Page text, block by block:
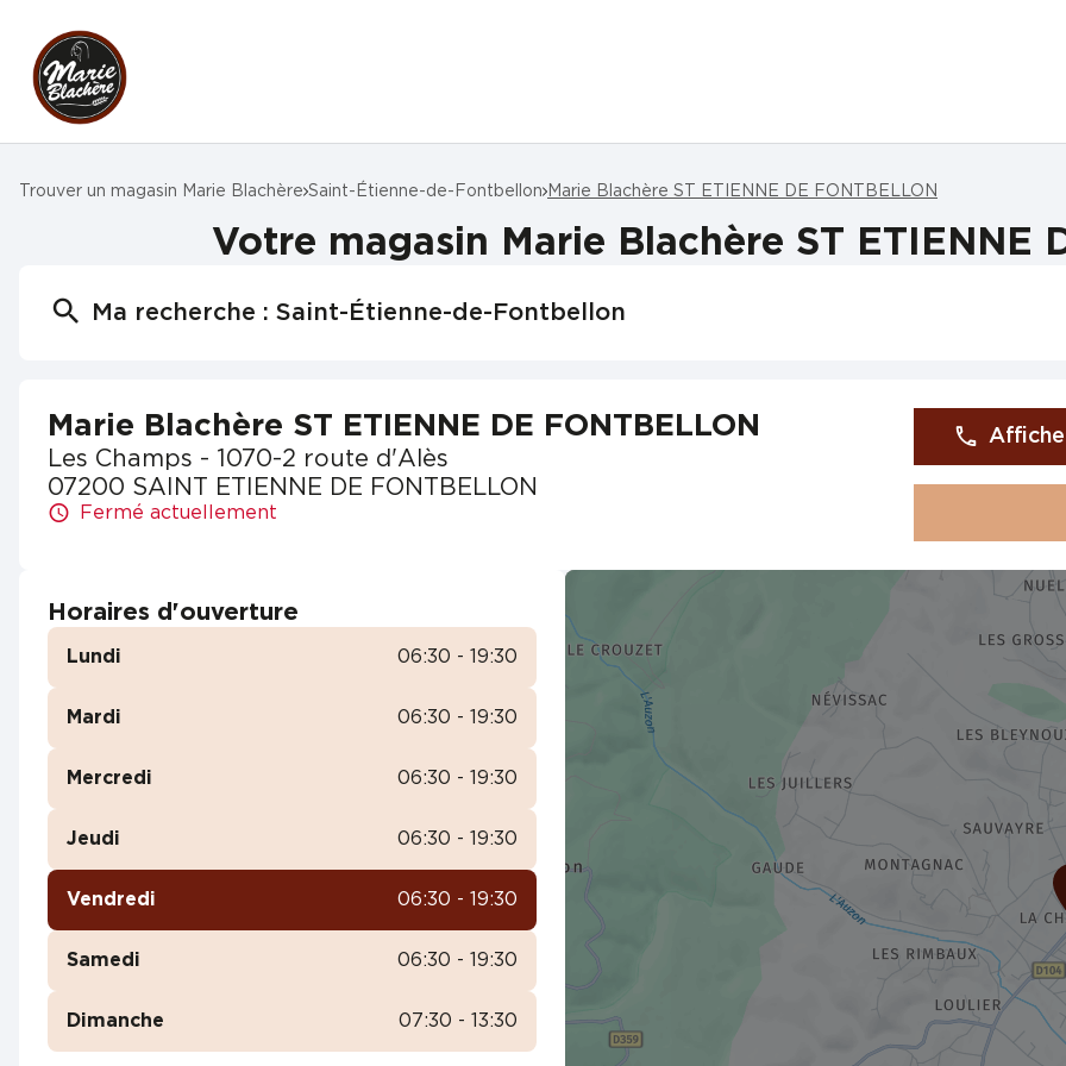
Trouver un magasin Marie Blachère Saint-Étienne-de-Fontbellon Marie Blachère ST ETIENNE DE FONTBELLON
Votre magasin Marie Blachère ST ETIENNE
Ma recherche : Saint-Étienne-de-Fontbellon
Marie Blachère ST ETIENNE DE FONTBELLON
Les Champs - 1070-2 route d'Alès
07200 SAINT ETIENNE DE FONTBELLON
Fermé actuellement
Horaires d'ouverture
Lundi 06:30 - 19:30
Mardi 06:30 - 19:30
Mercredi 06:30 - 19:30
Jeudi 06:30 - 19:30
Vendredi 06:30 - 19:30
Samedi 06:30 - 19:30
Dimanche 07:30 - 13:30